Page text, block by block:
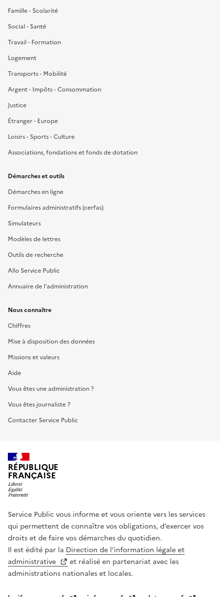
Famille - Scolarité
Social - Santé
Travail - Formation
Logement
Transports - Mobilité
Argent - Impôts - Consommation
Justice
Étranger - Europe
Loisirs - Sports - Culture
Associations, fondations et fonds de dotation
Démarches et outils
Démarches en ligne
Formulaires administratifs (cerfas)
Simulateurs
Modèles de lettres
Outils de recherche
Allo Service Public
Annuaire de l'administration
Nous connaître
Chiffres
Mise à disposition des données
Missions et valeurs
Aide
Vous êtes une administration ?
Vous êtes journaliste ?
Contacter Service Public
RÉPUBLIQUE
FRANÇAISE
Service Public vous informe et vous oriente vers les services
qui permettent de connaître vos obligations, d’exercer vos
droits et de faire vos démarches du quotidien.
Il est édité par la Direction de l’information légale et
administrative
et réalisé en partenariat avec les
administrations nationales et locales.